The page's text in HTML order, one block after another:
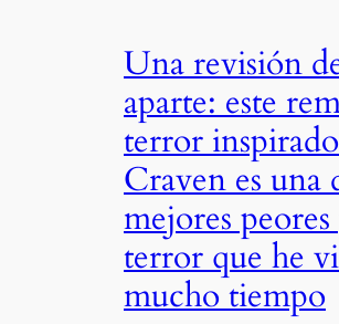
Una revisión
aparte: este
terror
Craven es una
mejores
terror que he
mucho tiempo